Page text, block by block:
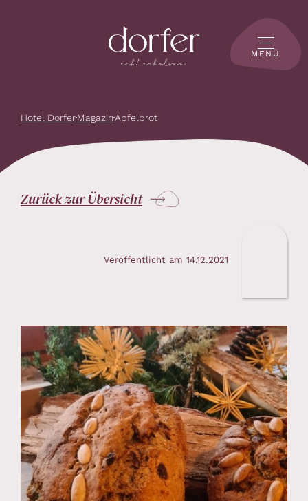
MENÜ
Hotel DorferMagazinApfelbrot
Zurück zur Übersicht
Veröffentlicht am 14.12.2021